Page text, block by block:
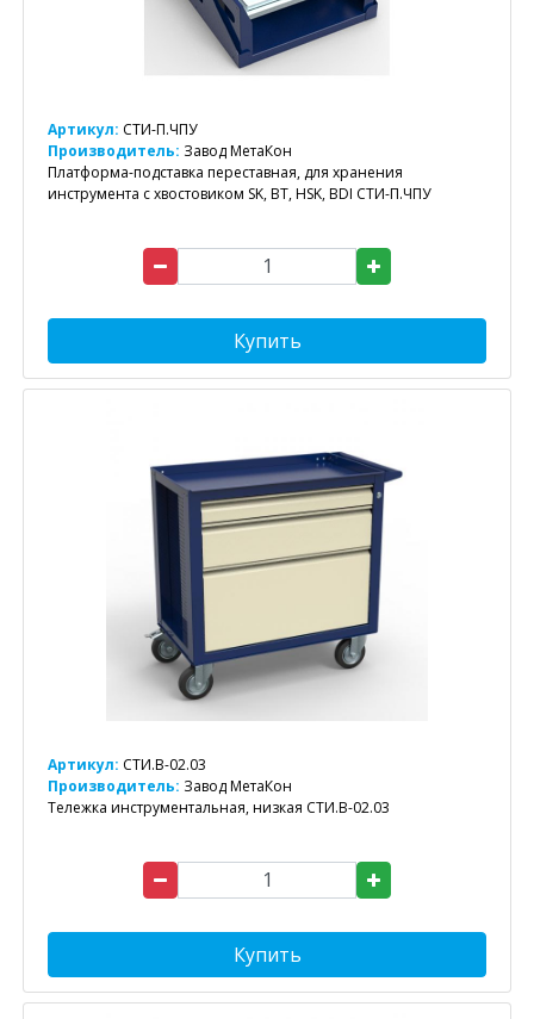
Артикул: СТИ-П.ЧПУ
Производитель: Завод МетаКон
Платформа-подставка переставная, для хранения
инструмента с хвостовиком SK, BT, HSK, BDI СТИ-П.ЧПУ
Купить
Артикул: СТИ.В-02.03
Производитель: Завод МетаКон
Тележка инструментальная, низкая СТИ.В-02.03
Купить